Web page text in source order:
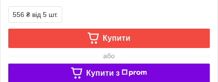
556 ₴ від 5 шт.
Купити
або
Купити з